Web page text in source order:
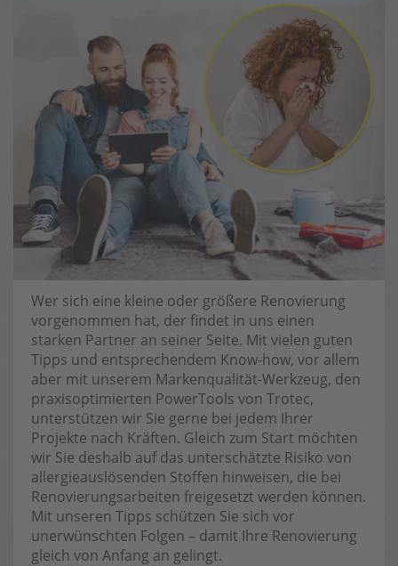
Wer sich eine kleine oder größere Renovierung
vorgenommen hat, der findet in uns einen
starken Partner an seiner Seite. Mit vielen guten
Tipps und entsprechendem Know-how, vor allem
aber mit unserem Markenqualität-Werkzeug, den
praxisoptimierten PowerTools von Trotec,
unterstützen wir Sie gerne bei jedem Ihrer
Projekte nach Kräften. Gleich zum Start möchten
wir Sie deshalb auf das unterschätzte Risiko von
allergieauslösenden Stoffen hinweisen, die bei
Renovierungsarbeiten freigesetzt werden können.
Mit unseren Tipps schützen Sie sich vor
unerwünschten Folgen – damit Ihre Renovierung
gleich von Anfang an gelingt.